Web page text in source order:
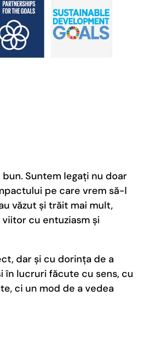
Suntem legați nu doar
pe care vrem să-l
văzut și trăit mai mult,
cu entuziasm și
dar și cu dorința de a
în lucruri făcute cu sens, cu
ci un mod de a vedea